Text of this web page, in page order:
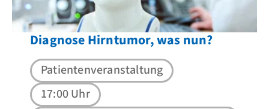
Diagnose Hirntumor, was nun?
Patientenveranstaltung
17:00 Uhr